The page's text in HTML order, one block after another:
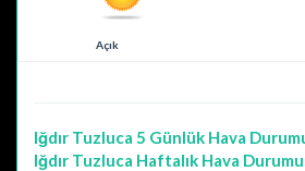
Açık
Iğdır Tuzluca 5 Günlük Hava
Iğdır Tuzluca Haftalık Hava